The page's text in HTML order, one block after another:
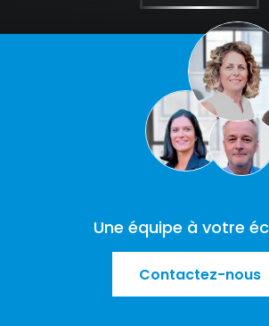
Une équipe à votre
Contactez-nous